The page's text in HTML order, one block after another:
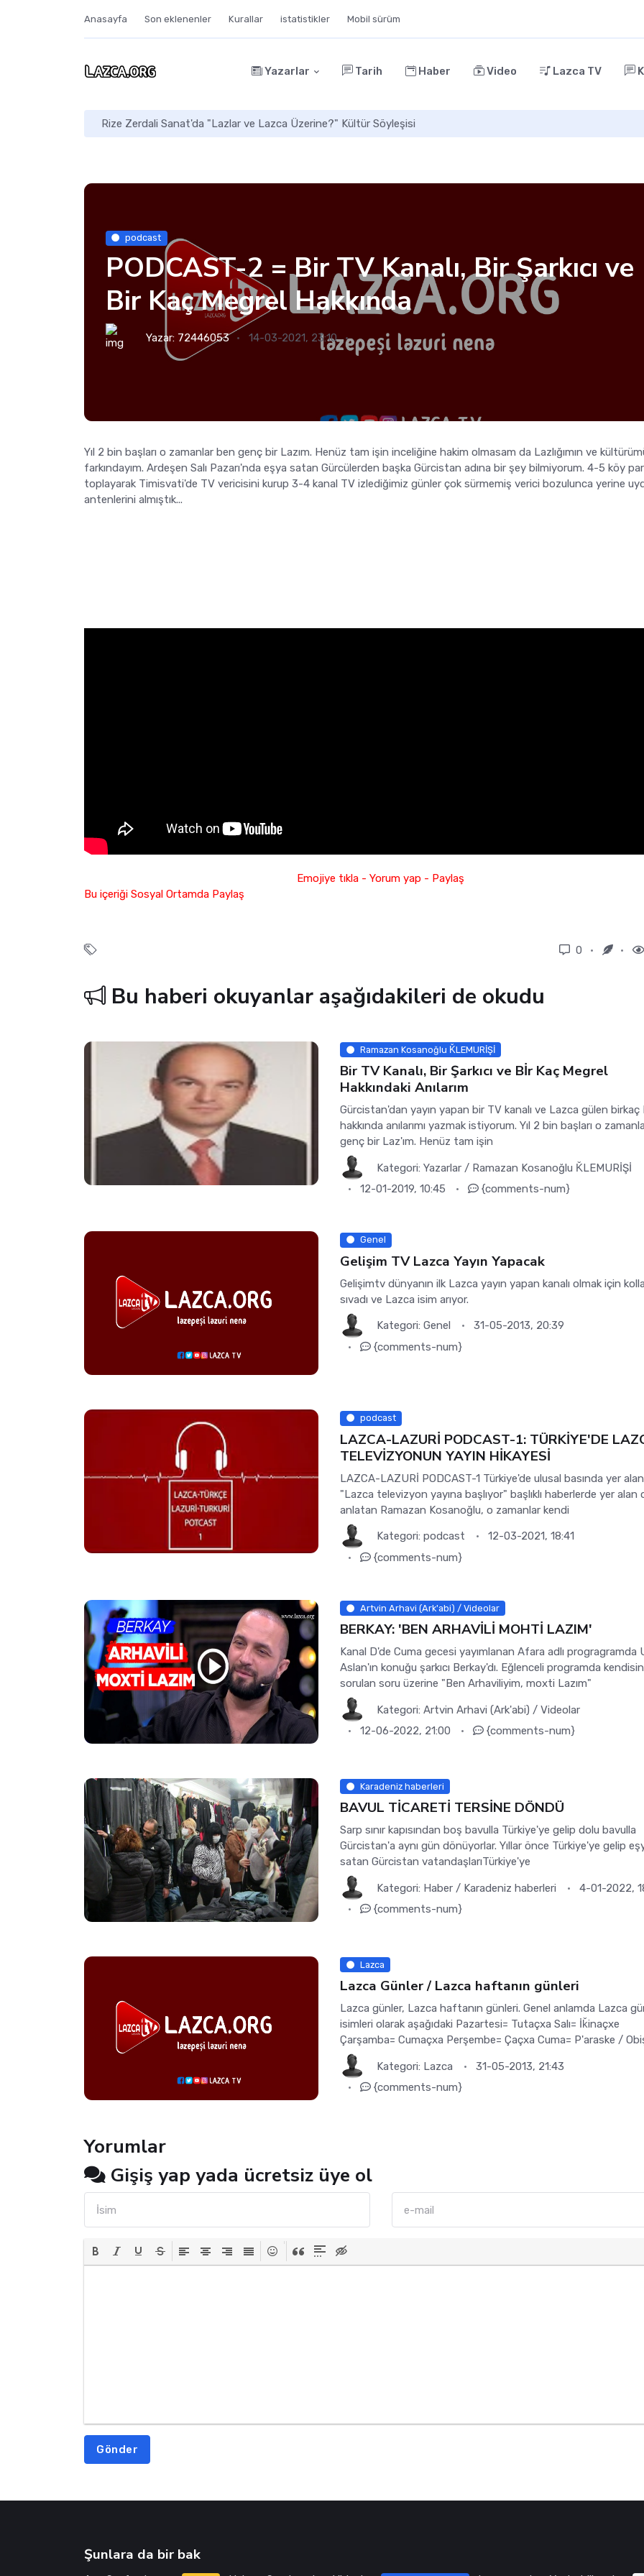
Anasayfa Son eklenenler Kurallar istatistikler Mobil sürüm
Yazarlar Tarih Haber Video Lazca TV
Rize Zerdali Sanat'da "Lazlar ve Lazca Üzerine?" Kültür Söyleşisi
podcast
PODCAST-2 = Bir TV Kanalı, Bir Şarkıcı ve
Bir Kaç Megrel Hakkında
Yazar: 72446053 14-03-2021, 23:10
Yıl 2 bin başları o zamanlar ben genç bir Lazım. Henüz tam işin inceliğine hakim olmasam da Lazlığımın ve
farkındayım. Ardeşen Salı Pazarı'nda eşya satan Gürcülerden başka Gürcistan adına bir şey bilmiyorum. 4-5 köy
toplayarak Timisvati'de TV vericisini kurup 3-4 kanal TV izlediğimiz günler çok sürmemiş verici bozulunca yerine
antenlerini almıştık...
Emojiye tıkla - Yorum yap - Paylaş
Bu içeriği Sosyal Ortamda Paylaş
0
Bu haberi okuyanlar aşağıdakileri de okudu
Ramazan Kosanoğlu ǨLEMURİŞİ
Bir TV Kanalı, Bir Şarkıcı ve Bİr Kaç Megrel
Hakkındaki Anılarım
Gürcistan'dan yayın yapan bir TV kanalı ve Lazca gülen birkaç
hakkında anılarımı yazmak istiyorum. Yıl 2 bin başları o
genç bir Laz'ım. Henüz tam işin
Kategori:Yazarlar / Ramazan Kosanoğlu ǨLEMURİŞİ
12-01-2019, 10:45
{comments-num}
Genel
Gelişim TV Lazca Yayın Yapacak
Gelişimtv dünyanın ilk Lazca yayın yapan kanalı olmak için
sıvadı ve Lazca isim arıyor.
Kategori:Genel
31-05-2013, 20:39
{comments-num}
podcast
LAZCA-LAZURİ PODCAST-1: TÜRKİYE'DE
TELEVİZYONUN YAYIN HİKAYESİ
LAZCA-LAZURİ PODCAST-1 Türkiye'de ulusal basında yer alan
"Lazca televizyon yayına başlıyor" başlıklı haberlerde yer alan
anlatan Ramazan Kosanoğlu, o zamanlar kendi
Kategori:podcast
12-03-2021, 18:41
{comments-num}
Artvin Arhavi (Ark'abi) / Videolar
BERKAY: 'BEN ARHAVİLİ MOHTİ LAZIM'
Kanal D'de Cuma gecesi yayımlanan Afara adlı progragramda
Aslan'ın konuğu şarkıcı Berkay'dı. Eğlenceli programda
sorulan soru üzerine "Ben Arhaviliyim, moxti Lazım"
Kategori:Artvin Arhavi (Ark'abi) /Videolar
12-06-2022, 21:00
{comments-num}
Karadeniz haberleri
BAVUL TİCARETİ TERSİNE DÖNDÜ
Sarp sınır kapısından boş bavulla Türkiye'ye gelip dolu bavulla
Gürcistan'a aynı gün dönüyorlar. Yıllar önce Türkiye'ye gelip
satan Gürcistan vatandaşlarıTürkiye'ye
Kategori: Haber / Karadeniz haberleri
4-01-2022,
{comments-num}
Lazca
Lazca Günler / Lazca haftanın günleri
Lazca günler, Lazca haftanın günleri. Genel anlamda Lazca
isimleri olarak aşağıdaki Pazartesi= Tutaçxa Salı= İǩinaçxe
Çarşamba= Cumaçxa Perşembe= Çaçxa Cuma= P'araske /
Kategori: Lazca
31-05-2013, 21:43
{comments-num}
Yorumlar
Gişiş yap yada ücretsiz üye ol
Gönder
Şunlara da bir bak